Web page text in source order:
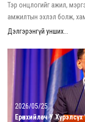
Тэр онцлогийг ажил,
амжилтын эхлэл болж,
Дэлгэрэнгүй унших...
2026/05/25
Ерөнхийлөгч